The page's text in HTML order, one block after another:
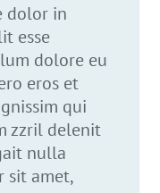
dolor in
esse
dolore eu
eros et
qui
zzril delenit
nulla
sit amet,